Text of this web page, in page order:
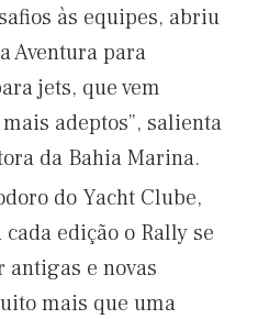
às equipes, abriu
Aventura para
jets, que vem
adeptos”, salienta
da Bahia Marina.
do Yacht Clube,
edição o Rally se
e novas
mais que uma